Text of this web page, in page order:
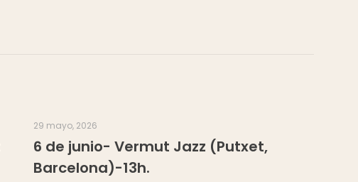
29 mayo, 2026
6 de junio- Vermut Jazz (Putxet,
Barcelona)-13h.